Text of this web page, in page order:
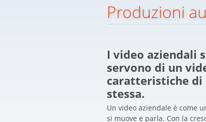
Produzioni
I video aziendali
servono di un
caratteristiche di
stessa.
Un video aziendale è come
si muove e parla. Con la